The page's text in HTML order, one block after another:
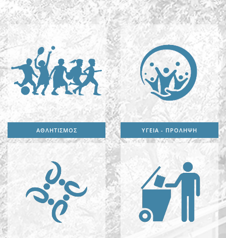
ΑΘΛΗΤΙΣΜΟΣ ΥΓΕΙΑ - ΠΡΟΛΗΨΗ